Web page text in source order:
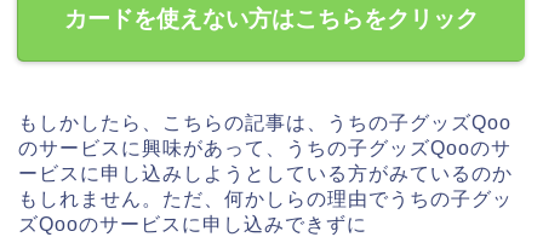
カードを使えない方はこちらをクリック
もしかしたら、こちらの記事は、うちの子グッズQoo
のサービスに興味があって、うちの子グッズQooのサ
ービスに申し込みしようとしている方がみているのか
もしれません。ただ、何かしらの理由でうちの子グッ
ズQooのサービスに申し込みできずに